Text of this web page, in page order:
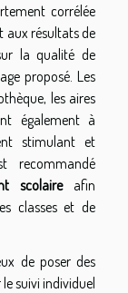
corrélée
aux résultats de
la qualité de
proposé. Les
les aires
également à
stimulant et
recommandé
scolaireafin
classes et de
de poser des
suivi individuel